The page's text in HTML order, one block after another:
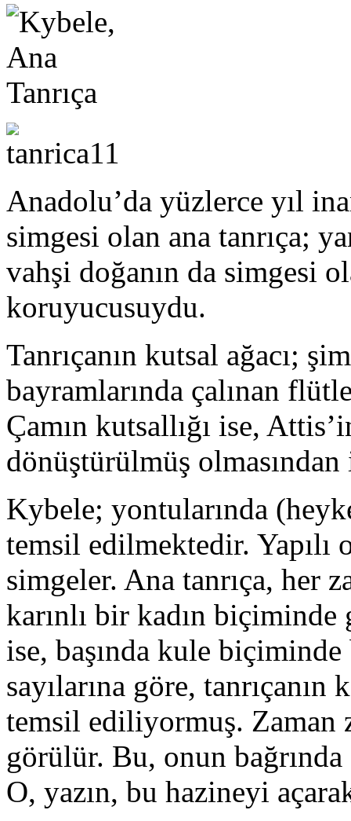
Anadolu’da yüzlerce yıl
simgesi olan ana tanrıça;
vahşi doğanın da simgesi
koruyucusuydu.
Tanrıçanın kutsal ağacı;
bayramlarında çalınan
Çamın kutsallığı ise,
dönüştürülmüş
Kybele; yontularında
temsil edilmektedir. Yapılı
simgeler. Ana tanrıça, her
karınlı bir kadın
ise, başında kule
sayılarına göre, tanrıçanın
temsil ediliyormuş. Zaman
görülür. Bu, onun bağrında
O, yazın, bu hazineyi